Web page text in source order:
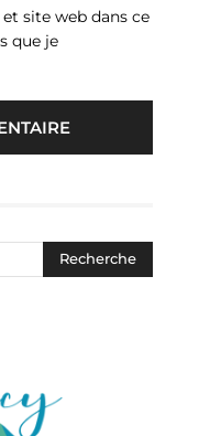
site web dans ce
que je